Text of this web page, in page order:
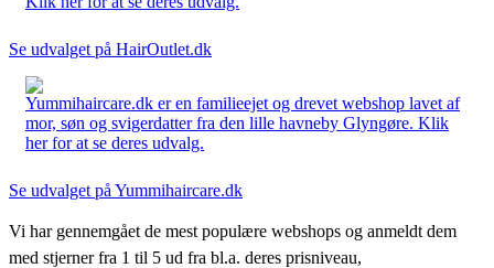
Se udvalget på HairOutlet.dk
Yummihaircare.dk er en familieejet og drevet webshop lavet af
mor, søn og svigerdatter fra den lille havneby Glyngøre. Klik
her for at se deres udvalg.
Se udvalget på Yummihaircare.dk
Vi har gennemgået de mest populære webshops og anmeldt dem
med stjerner fra 1 til 5 ud fra bl.a. deres prisniveau,